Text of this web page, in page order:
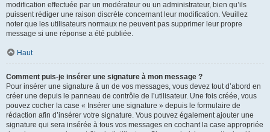
modification effectuée par un modérateur ou un administrateur, bien qu’ils
puissent rédiger une raison discrète concernant leur modification. Veuillez
noter que les utilisateurs normaux ne peuvent pas supprimer leur propre
message si une réponse a été publiée.
Haut
Comment puis-je insérer une signature à mon message ?
Pour insérer une signature à un de vos messages, vous devez tout d’abord en
créer une depuis le panneau de contrôle de l’utilisateur. Une fois créée, vous
pouvez cocher la case « Insérer une signature » depuis le formulaire de
rédaction afin d’insérer votre signature. Vous pouvez également ajouter une
signature qui sera insérée à tous vos messages en cochant la case appropriée